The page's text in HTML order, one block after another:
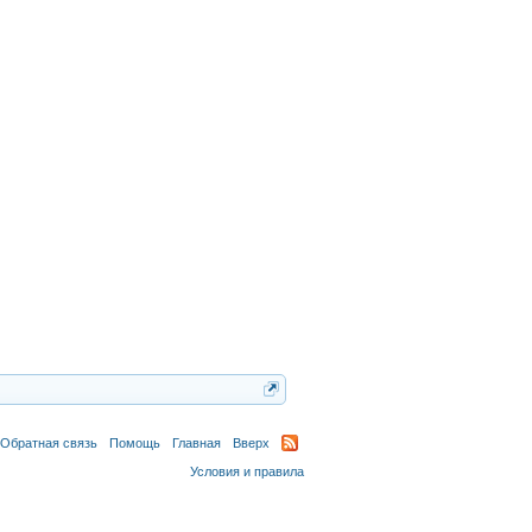
Обратная связь Помощь Главная
Вверх
Условия и правила